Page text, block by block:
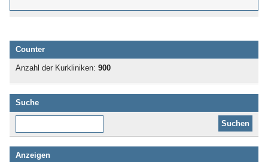
Counter
Anzahl der Kurkliniken: 900
Suche
Anzeigen